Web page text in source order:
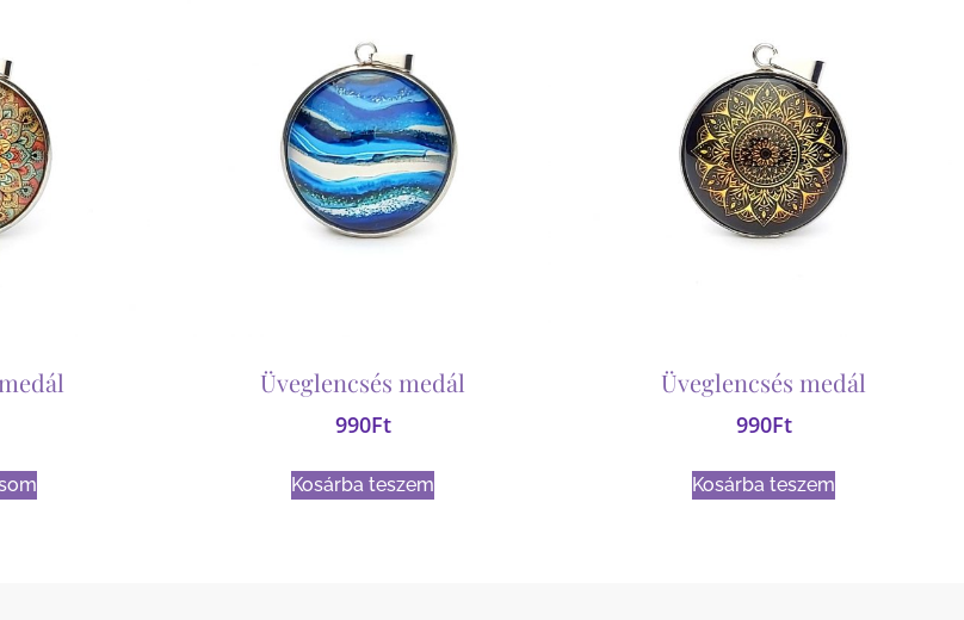
Üveglencsés medál
990Ft
Kosárba teszem
Üveglencsés medál
990Ft
Kosárba teszem